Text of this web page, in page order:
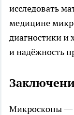
исследовать
медицине
диагностики и
и надёжность
Микроскопы —